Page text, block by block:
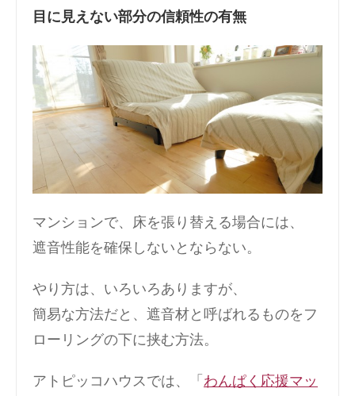
目に見えない部分の信頼性の有無
マンションで、床を張り替える場合には、
遮音性能を確保しないとならない。
やり方は、いろいろありますが、
簡易な方法だと、遮音材と呼ばれるものをフ
ローリングの下に挟む方法。
アトピッコハウスでは、「 わんぱく応援マッ